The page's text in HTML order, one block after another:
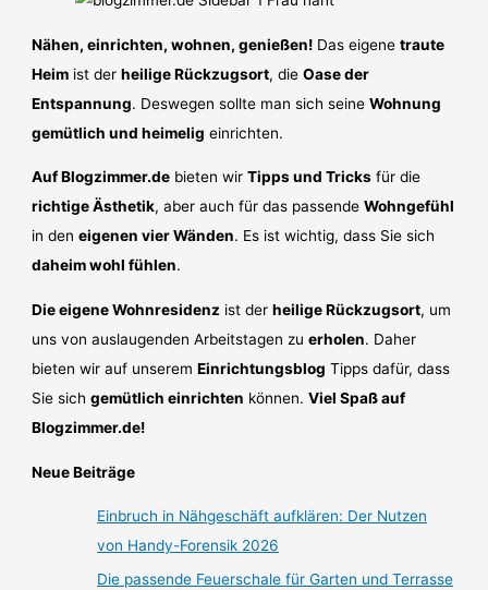
Nähen, einrichten, wohnen, genießen! Das eigenetraute
Heim ist derheilige Rückzugsort, dieOase der
Entspannung. Deswegen sollte man sich seineWohnung
gemütlich und heimelig einrichten.
Auf Blogzimmer.de bieten wirTipps und Tricks für die
richtige Ästhetik, aber auch für das passendeWohngefühl
in deneigenen vier Wänden. Es ist wichtig, dass Sie sich
daheim wohl fühlen.
Die eigene Wohnresidenz ist derheilige Rückzugsort, um
uns von auslaugenden Arbeitstagen zuerholen. Daher
bieten wir auf unseremEinrichtungsblog Tipps dafür, dass
Sie sichgemütlich einrichten können.Viel Spaß auf
Blogzimmer.de!
Neue Beiträge
Einbruch in Nähgeschäft aufklären: Der Nutzen
von Handy-Forensik 2026
Die passende Feuerschale für Garten und Terrasse